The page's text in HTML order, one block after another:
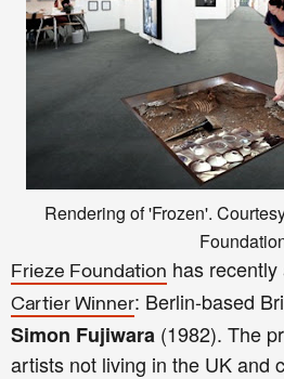
Rendering of 'Frozen'.
Frieze Foundation has
Cartier Winner: Berlin-based
Simon Fujiwara (1982). The
artists not living in the UK and